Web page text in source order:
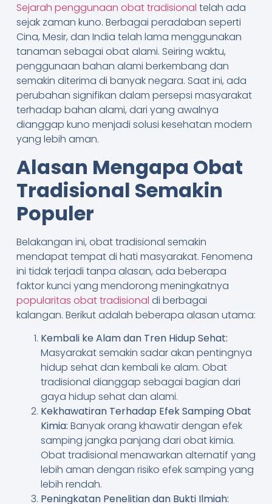
Sejarah penggunaan obat tradisional telah ada
sejak zaman kuno. Berbagai peradaban seperti
Cina, Mesir, dan India telah lama menggunakan
tanaman sebagai obat alami. Seiring waktu,
penggunaan bahan alami berkembang dan
semakin diterima di banyak negara. Saat ini, ada
perubahan signifikan dalam persepsi masyarakat
terhadap bahan alami, dari yang awalnya
dianggap kuno menjadi solusi kesehatan modern
yang lebih aman.
Alasan Mengapa Obat
Tradisional Semakin
Populer
Belakangan ini, obat tradisional semakin
mendapat tempat di hati masyarakat. Fenomena
ini tidak terjadi tanpa alasan, ada beberapa
faktor kunci yang mendorong meningkatnya
popularitas obat tradisional di berbagai
kalangan. Berikut adalah beberapa alasan utama:
Kembali ke Alam dan Tren Hidup Sehat:
Masyarakat semakin sadar akan pentingnya
hidup sehat dan kembali ke alam. Obat
tradisional dianggap sebagai bagian dari
gaya hidup sehat dan alami.
Kekhawatiran Terhadap Efek Samping Obat
Kimia: Banyak orang khawatir dengan efek
samping jangka panjang dari obat kimia.
Obat tradisional menawarkan alternatif yang
lebih aman dengan risiko efek samping yang
lebih rendah.
Peningkatan Penelitian dan Bukti Ilmiah: